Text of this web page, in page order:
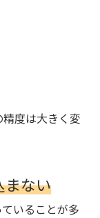
度は大きく変
ない
いることが多